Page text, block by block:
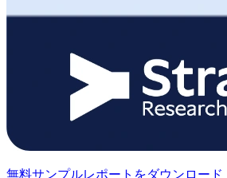
無料サンプルレポートをダウンロード